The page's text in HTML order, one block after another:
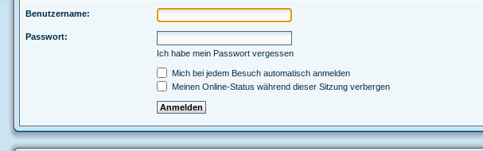
Benutzername:
Passwort:
Ich habe mein Passwort vergessen
Mich bei jedem Besuch automatisch anmelden
Meinen Online-Status während dieser Sitzung verbergen